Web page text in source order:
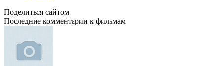
Поделиться сайтом
Последние комментарии к фильмам